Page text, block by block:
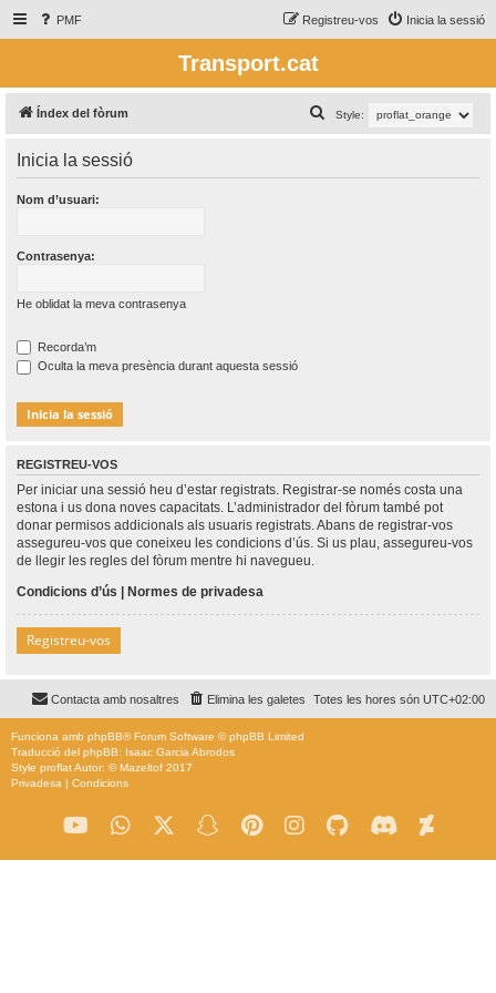
PMF Inicia la sessió
Registreu-vos
Transport.cat
Índex del fòrum Style:
e
Inicia la sessió
Nom d’usuari:
Contrasenya:
He oblidat la meva contrasenya
Recorda’m
Oculta la meva presència durant aquesta sessió
REGISTREU-VOS
Per iniciar una sessió heu d’estar registrats. Registrar-se només costa una
estona i us dona noves capacitats. L’administrador del fòrum també pot
donar permisos addicionals als usuaris registrats. Abans de registrar-vos
assegureu-vos que coneixeu les condicions d’ús. Si us plau, assegureu-vos
de llegir les regles del fòrum mentre hi navegueu.
Condicions d’ús
Normes de privadesa
Registreu-vos
Totes les hores són UTC+02:00
Elimina les galetes
Contacta amb nosaltres
Funciona amb phpBB® Forum Software © phpBB Limited
Traducció del phpBB: Isaac Garcia Abrodos
Style proflatAutor: © Mazeltof 2017
Privadesa
Condicions